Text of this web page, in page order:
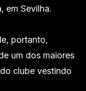
em Sevilha.
portanto,
um dos maiores
clube vestindo